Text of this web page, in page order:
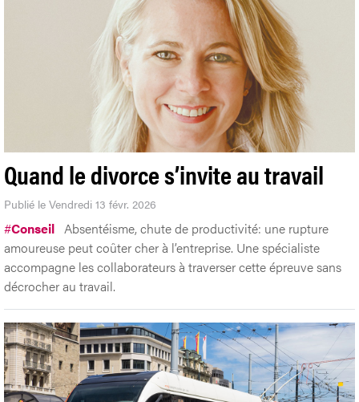
Quand le divorce s’invite au travail
Publié le Vendredi 13 févr. 2026
#Conseil Absentéisme, chute de productivité: une rupture
amoureuse peut coûter cher à l’entreprise. Une spécialiste
accompagne les collaborateurs à traverser cette épreuve sans
décrocher au travail.